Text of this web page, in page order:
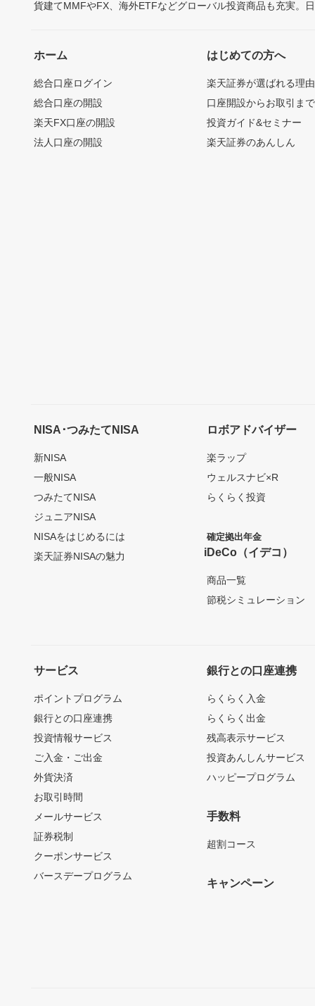
貨建てMMFやFX、海外ETFなどグローバル投資商品も充実。
ホーム
総合口座ログイン
総合口座の開設
楽天FX口座の開設
法人口座の開設
はじめての方へ
楽天証券が選ばれる理由
口座開設からお取引ま
投資ガイド&セミナー
楽天証券のあんしん
NISA･つみたてNISA
新NISA
一般NISA
つみたてNISA
ジュニアNISA
NISAをはじめるには
楽天証券NISAの魅力
ロボアドバイザー
楽ラップ
ウェルスナビ×R
らくらく投資
確定拠出年金
iDeCo（イデコ）
商品一覧
節税シミュレーション
サービス
ポイントプログラム
銀行との口座連携
投資情報サービス
ご入金・ご出金
外貨決済
お取引時間
メールサービス
証券税制
クーポンサービス
バースデープログラム
銀行との口座連携
らくらく入金
らくらく出金
残高表示サービス
投資あんしんサービス
ハッピープログラム
手数料
超割コース
キャンペーン